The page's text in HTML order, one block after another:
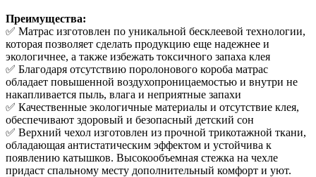
Преимущества:
✅ Матрас изготовлен по уникальной бесклеевой технологии,
которая позволяет сделать продукцию еще надежнее и
экологичнее, а также избежать токсичного запаха клея
✅ Благодаря отсутствию поролонового короба матрас
обладает повышенной воздухопроницаемостью и внутри не
накапливается пыль, влага и неприятные запахи
✅ Качественные экологичные материалы и отсутствие клея,
обеспечивают здоровый и безопасный детский сон
✅ Верхний чехол изготовлен из прочной трикотажной ткани,
обладающая антистатическим эффектом и устойчива к
появлению катышков. Высокообъемная стежка на чехле
придаст спальному месту дополнительный комфорт и уют.